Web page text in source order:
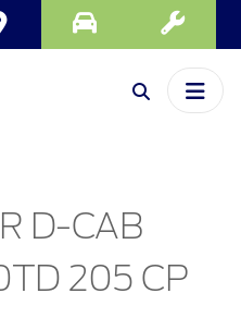
D-CAB
205 CP